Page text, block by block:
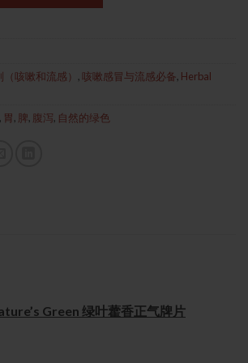
咳嗽和流感） , 咳嗽感冒与流感必备, Herbal
, 胃, 脾, 腹泻, 自然的绿色
Green 绿叶藿香正气牌片